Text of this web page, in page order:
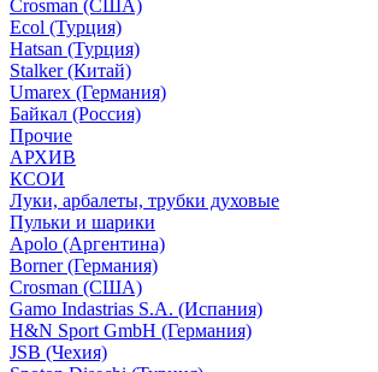
Crosman (США)
Ecol (Турция)
Hatsan (Турция)
Stalker (Китай)
Umarex (Германия)
Байкал (Россия)
Прочие
АРХИВ
КСОИ
Луки, арбалеты, трубки духовые
Пульки и шарики
Apolo (Аргентина)
Borner (Германия)
Crosman (США)
Gamo Indastrias S.A. (Испания)
H&N Sport GmbH (Германия)
JSB (Чехия)